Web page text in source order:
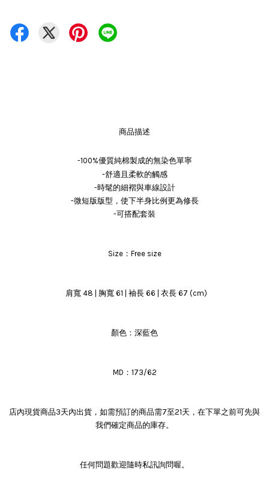
商品描述
-100%優質純棉製成的無染色單寧
-舒適且 柔軟的觸感
-時髦的細褶與車線設計
-微短版版型，使下半身比例更為修長
-可搭配套裝
Size：Free size
肩寬 48 | 胸寬 61 | 袖長 66 | 衣長 67 (cm)
顏色：深藍色
MD：173/62
店內現貨商品3天內出貨，如需預訂的商品需7至21天，在下單之前可先與
我們確定商品的庫存。
任何問題歡迎隨時私訊詢問喔。